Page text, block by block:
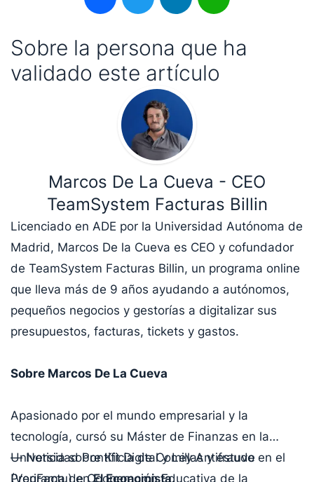
Facebook TwitterLinkedInWhatsApp
Sobre la persona que ha
validado este artículo
Marcos De La Cueva - CEO
TeamSystem Facturas Billin
Licenciado en ADE por la Universidad Autónoma de
Madrid, Marcos De la Cueva es CEO y cofundador
de TeamSystem Facturas Billin, un programa online
que lleva más de 9 años ayudando a autónomos,
pequeños negocios y gestorías a digitalizar sus
presupuestos, facturas, tickets y gastos.
Sobre Marcos De La Cueva
Apasionado por el mundo empresarial y la
tecnología, cursó su Máster de Finanzas en la
Universidad Pontificia de Comillas y estuvo en el
Programa de Cooperación Educativa de la
— Noticia sobre Kit Digital y Ley Antifraude
(VeriFactu) enEl Economista.